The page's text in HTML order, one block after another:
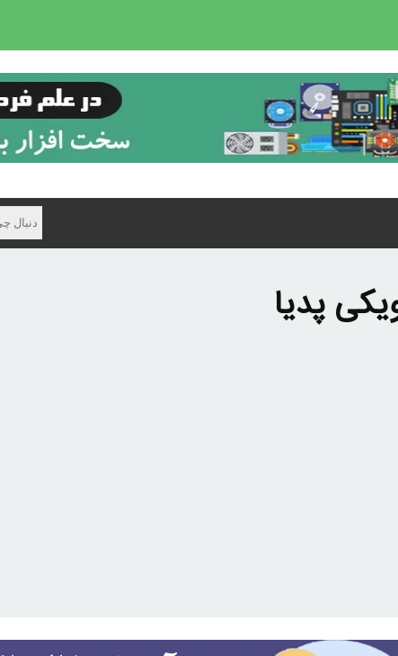
پدیا